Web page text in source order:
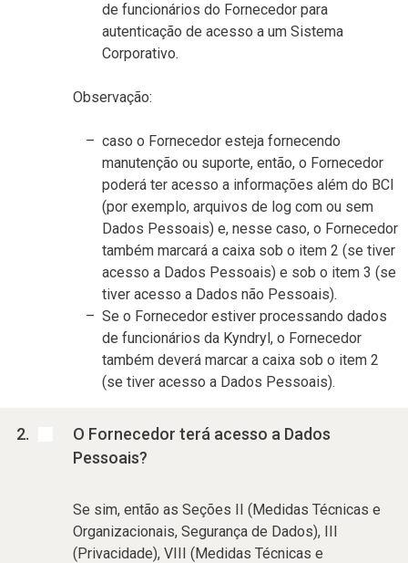
de funcionários do Fornecedor para
autenticação de acesso a um Sistema
Corporativo.
Observação:
caso o Fornecedor esteja fornecendo
manutenção ou suporte, então, o Fornecedor
poderá ter acesso a informações além do BCI
(por exemplo, arquivos de log com ou sem
Dados Pessoais) e, nesse caso, o Fornecedor
também marcará a caixa sob o item 2 (se tiver
acesso a Dados Pessoais) e sob o item 3 (se
tiver acesso a Dados não Pessoais).
Se o Fornecedor estiver processando dados
de funcionários da Kyndryl, o Fornecedor
também deverá marcar a caixa sob o item 2
(se tiver acesso a Dados Pessoais).
O Fornecedor terá acesso a Dados
Pessoais?
Se sim, então as Seções II (Medidas Técnicas e
Organizacionais, Segurança de Dados), III
(Privacidade), VIII (Medidas Técnicas e